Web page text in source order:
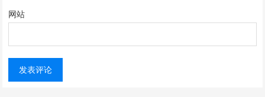
网站